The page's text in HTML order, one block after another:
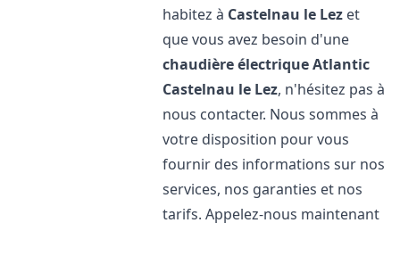
habitez à Castelnau le Lez et
que vous avez besoin d'une
chaudière électrique Atlantic
Castelnau le Lez, n'hésitez pas à
nous contacter. Nous sommes à
votre disposition pour vous
fournir des informations sur nos
services, nos garanties et nos
tarifs. Appelez-nous maintenant